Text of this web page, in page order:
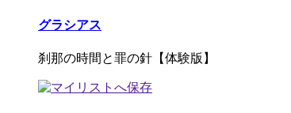
グラシアス
刹那の時間と罪の針【体験版】